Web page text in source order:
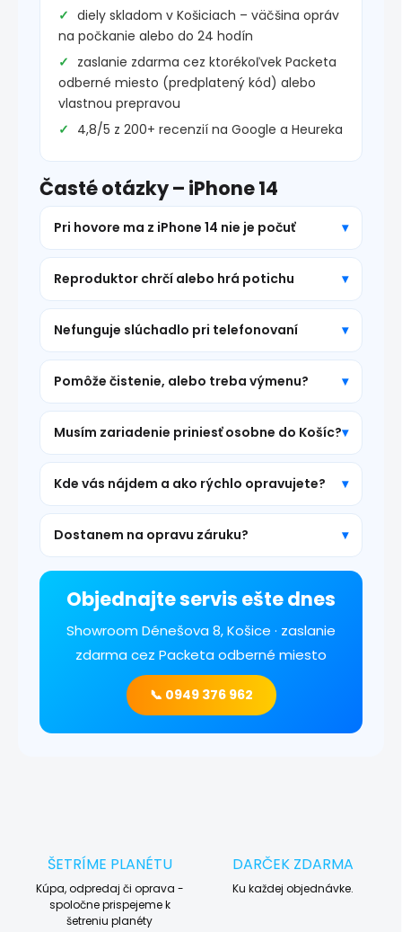
diely skladom v Košiciach – väčšina opráv
na počkanie alebo do 24 hodín
zaslanie zdarma cez ktorékoľvek Packeta
odberné miesto (predplatený kód) alebo
vlastnou prepravou
4,8/5 z 200+ recenzií na Google a Heureka
Časté otázky – iPhone 14
Pri hovore ma z iPhone 14 nie je počuť
Reproduktor chrčí alebo hrá potichu
Nefunguje slúchadlo pri telefonovaní
Pomôže čistenie, alebo treba výmenu?
Musím zariadenie priniesť osobne do Košíc?
Kde vás nájdem a ako rýchlo opravujete?
Dostanem na opravu záruku?
Objednajte servis ešte dnes
Showroom Dénešova 8, Košice · zaslanie
zdarma cez Packeta odberné miesto
📞 0949 376 962
ŠETRÍME PLANÉTU
Kúpa, odpredaj či oprava -
spoločne prispejeme k
šetreniu planéty
DARČEK ZDARMA
Ku každej objednávke.